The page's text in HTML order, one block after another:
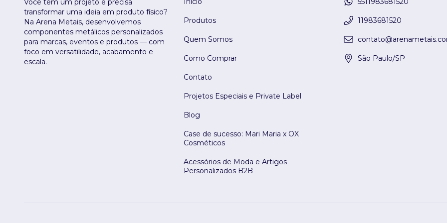
Você tem um projeto e precisa
transformar uma ideia em produto físico?
Na Arena Metais, desenvolvemos
componentes metálicos personalizados
para marcas, eventos e produtos — com
foco em versatilidade, acabamento e
escala.
Produtos
Quem Somos
Como Comprar
Contato
Projetos Especiais e Private Label
Blog
Case de sucesso: Mari Maria x OX
Cosméticos
Acessórios de Moda e Artigos
Personalizados B2B
11983681520
São Paulo/SP